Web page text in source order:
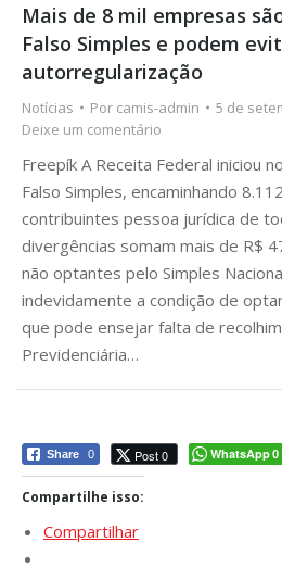
Mais de 8 mil empresas
Falso Simples e podem
autorregularização
Notícias Por camis-admin
5 de
Deixe um comentário
Freepík A Receita Federal iniciou
Falso Simples, encaminhando
contribuintes pessoa jurídica de
divergências somam mais de R$
não optantes pelo Simples
indevidamente a condição de
que pode ensejar falta de
Previdenciária…
Share 0 Post 0 WhatsApp0
Compartilhe isso:
Compartilhar